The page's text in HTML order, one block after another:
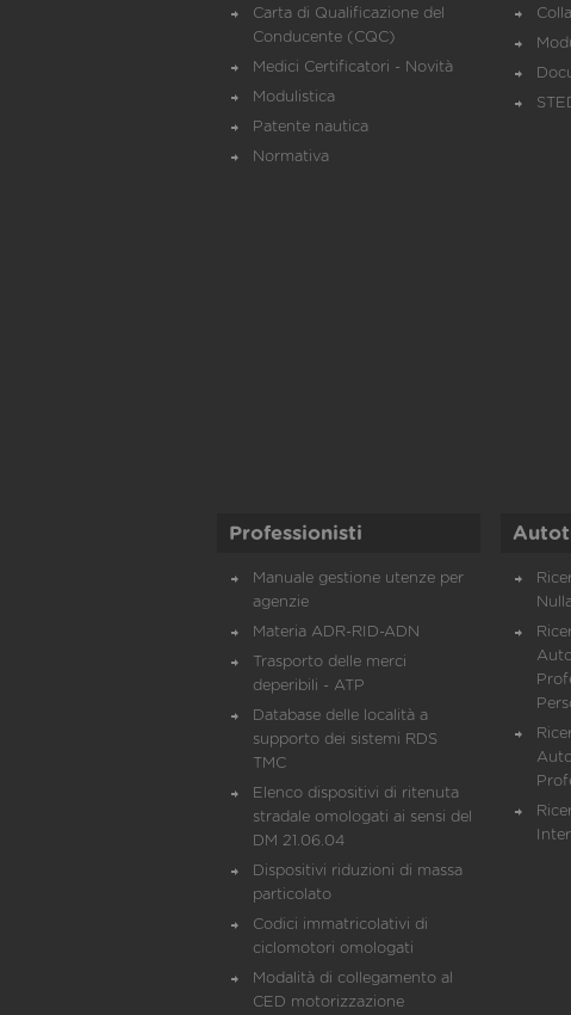
Carta di Qualificazione del
Conducente (CQC)
Medici Certificatori - Novità
Modulistica
Patente nautica
Normativa
Professionisti
Manuale gestione utenze per
agenzie
Materia ADR-RID-ADN
Trasporto delle merci
deperibili - ATP
Database delle località a
supporto dei sistemi RDS
TMC
Elenco dispositivi di ritenuta
stradale omologati ai sensi del
DM 21.06.04
Dispositivi riduzioni di massa
particolato
Codici immatricolativi di
ciclomotori omologati
Modalità di collegamento al
CED motorizzazione